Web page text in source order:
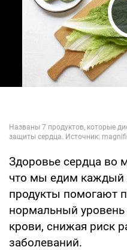
Здоровье сердца во
что мы едим каждый
продукты помогают
нормальный уровень
крови, снижая риск
заболеваний.